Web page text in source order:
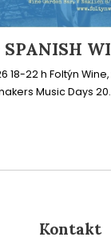
SPANISH
18-22 h Foltýn
Music Days
Kontakt